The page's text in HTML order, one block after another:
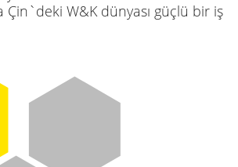
Çin`deki W&K dünyası güçlü bir iş